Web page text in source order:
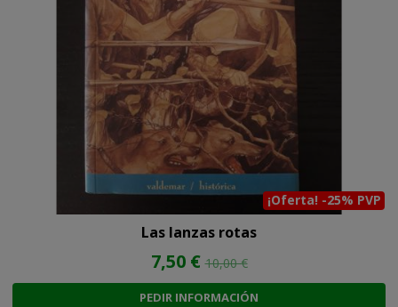
¡Oferta! -25% PVP
Las lanzas rotas
7,50 €10,00 €
PEDIR INFORMACIÓN